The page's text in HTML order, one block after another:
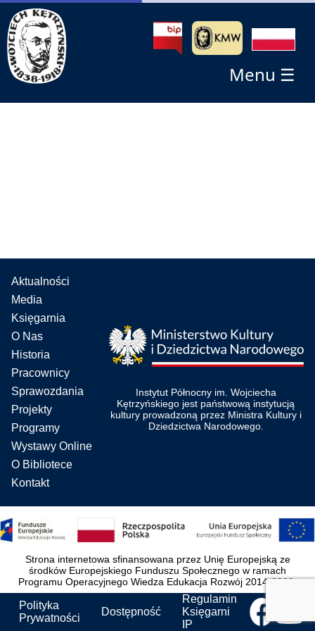
Menu ☰
Aktualności
Media
Księgarnia
O Nas
Historia
Pracownicy
Sprawozdania
Projekty
Programy
Wystawy Online
O Bibliotece
Kontakt
Instytut Północny im. Wojciecha
Kętrzyńskiego jest państwową instytucją
kultury prowadzoną przez Ministra Kultury i
Dziedzictwa Narodowego.
Strona internetowa sfinansowana przez Unię Europejską ze
środków Europejskiego Funduszu Społecznego w ramach
Programu Operacyjnego Wiedza Edukacja Rozwój 2014-2020.
Polityka
Prywatności
Dostępność
Regulamin
Księgarni
IP